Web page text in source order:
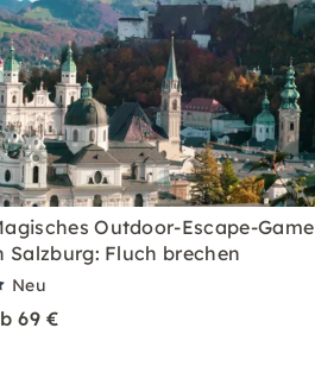
Outdoor-Escape-Game
Salzburg: Fluch brechen
Neu
69 €